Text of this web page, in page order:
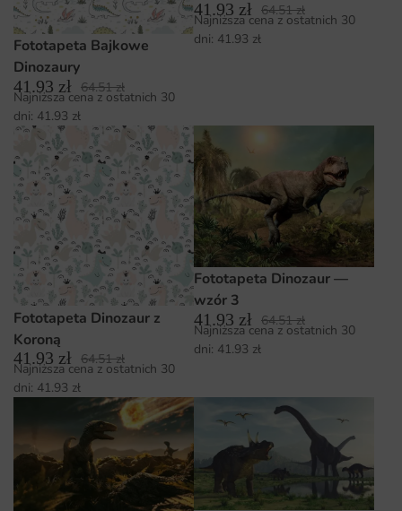
Fototapeta Bajkowe
Dinozaury
41.93 zł 64.51zł
Najniższa cena z ostatnich 30
dni: 41.93 zł
41.93 zł 64.51zł
Najniższa cena z ostatnich 30
dni: 41.93 zł
Fototapeta Dinozaur z
Koroną
41.93 zł 64.51zł
Najniższa cena z ostatnich 30
dni: 41.93 zł
Fototapeta Dinozaur —
wzór 3
41.93 zł 64.51zł
Najniższa cena z ostatnich 30
dni: 41.93 zł